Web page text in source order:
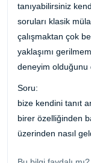
tanıyabilirsiniz
soruları klasik
çalışmaktan çok
yaklaşımı
deneyim olduğunu
Soru:
bize kendini tanıt
birer özelliğinden
üzerinden nasıl